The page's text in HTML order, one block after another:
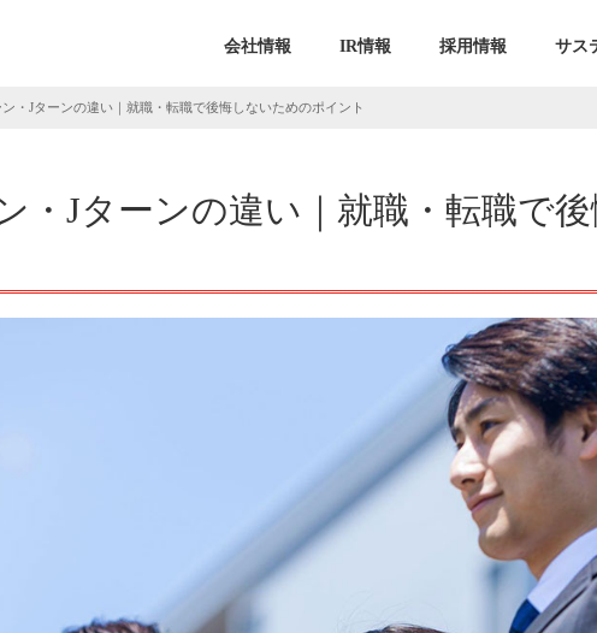
会社情報 IR情報 採用情報 サス
・Jターンの違い｜就職・転職で後悔しないためのポイント
・Jターンの違い｜就職・転職で